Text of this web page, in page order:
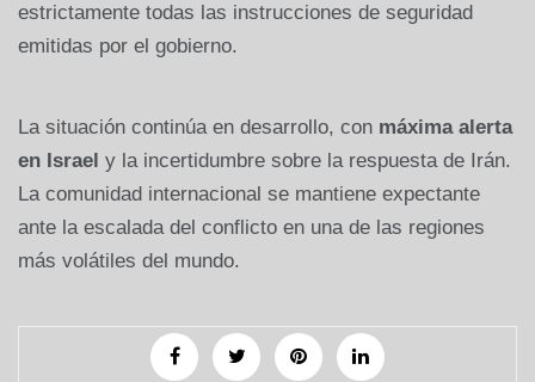
estrictamente todas las instrucciones de seguridad
emitidas por el gobierno.
La situación continúa en desarrollo, con máxima alerta
en Israel y la incertidumbre sobre la respuesta de Irán.
La comunidad internacional se mantiene expectante
ante la escalada del conflicto en una de las regiones
más volátiles del mundo.